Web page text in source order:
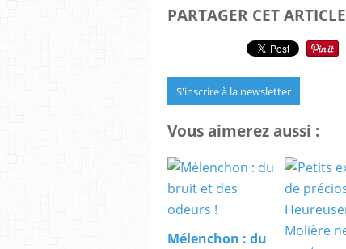
PARTAGER CET ARTICLE
S'inscrire à la newsletter
Vous aimerez aussi :
Mélenchon : du